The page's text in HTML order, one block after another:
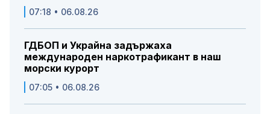
07:18 • 06.08.26
ГДБОП и Украйна задържаха
международен наркотрафикант в наш
морски курорт
07:05 • 06.08.26